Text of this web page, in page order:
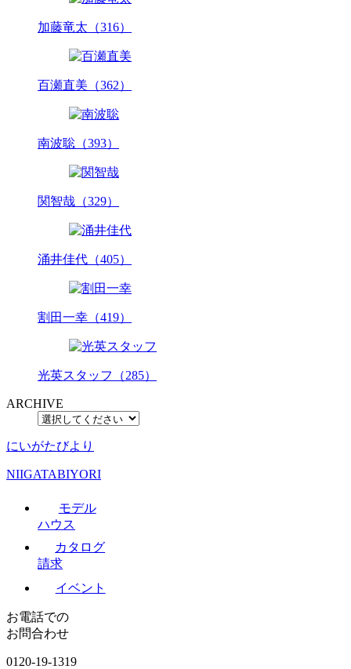
加藤竜太（316）
百瀬直美（362）
南波聡（393）
関智哉（329）
涌井佳代（405）
割田一幸（419）
光英スタッフ（285）
ARCHIVE
にいがたびより
NIIGATABIYORI
モデル
ハウス
カタログ
請求
イベント
お電話での
お問合わせ
0120-19-1319